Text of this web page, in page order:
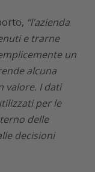
“l’azienda
e trarne
un
alcuna
valore. I dati
per le
delle
decisioni